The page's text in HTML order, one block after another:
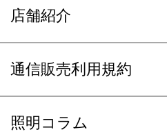
店舗紹介
通信販売利用規約
照明コラム